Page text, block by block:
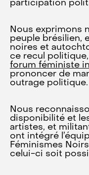
participation
Nous exprimons
peuple brésilien,
noires et
ce recul
forum féministe
prononcer de
outrage politique.
Nous
disponibilité et
artistes, et
ont intégré
Féminismes
celui-ci soit